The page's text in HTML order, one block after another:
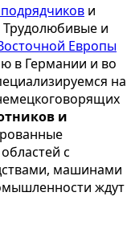
и
и
Европы
в Германии и во
на
и
с
машинами
ждут